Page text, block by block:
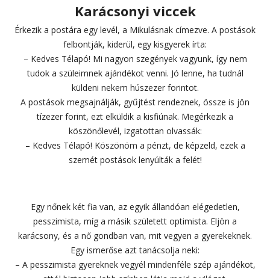
Karácsonyi viccek
Érkezik a postára egy levél, a Mikulásnak címezve. A postások
felbontják, kiderül, egy kisgyerek írta:
– Kedves Télapó! Mi nagyon szegények vagyunk, így nem
tudok a szüleimnek ajándékot venni. Jó lenne, ha tudnál
küldeni nekem húszezer forintot.
A postások megsajnálják, gyűjtést rendeznek, össze is jön
tízezer forint, ezt elküldik a kisfiúnak. Megérkezik a
köszönőlevél, izgatottan olvassák:
– Kedves Télapó! Köszönöm a pénzt, de képzeld, ezek a
szemét postások lenyúlták a felét!
Egy nőnek két fia van, az egyik állandóan elégedetlen,
pesszimista, míg a másik született optimista. Eljön a
karácsony, és a nő gondban van, mit vegyen a gyerekeknek.
Egy ismerőse azt tanácsolja neki:
– A pesszimista gyereknek vegyél mindenféle szép ajándékot,